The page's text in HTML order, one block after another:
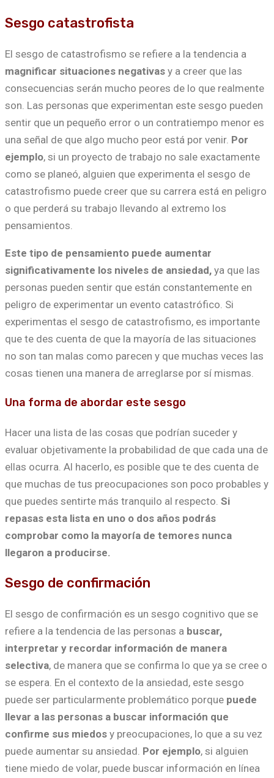
Sesgo catastrofista
El sesgo de catastrofismo se refiere a la tendencia a
magnificar situaciones negativas y a creer que las
consecuencias serán mucho peores de lo que realmente
son. Las personas que experimentan este sesgo pueden
sentir que un pequeño error o un contratiempo menor es
una señal de que algo mucho peor está por venir. Por
ejemplo, si un proyecto de trabajo no sale exactamente
como se planeó, alguien que experimenta el sesgo de
catastrofismo puede creer que su carrera está en peligro
o que perderá su trabajo llevando al extremo los
pensamientos.
Este tipo de pensamiento puede aumentar
significativamente los niveles de ansiedad, ya que las
personas pueden sentir que están constantemente en
peligro de experimentar un evento catastrófico. Si
experimentas el sesgo de catastrofismo, es importante
que te des cuenta de que la mayoría de las situaciones
no son tan malas como parecen y que muchas veces las
cosas tienen una manera de arreglarse por sí mismas.
Una forma de abordar este sesgo
Hacer una lista de las cosas que podrían suceder y
evaluar objetivamente la probabilidad de que cada una de
ellas ocurra. Al hacerlo, es posible que te des cuenta de
que muchas de tus preocupaciones son poco probables y
que puedes sentirte más tranquilo al respecto. Si
repasas esta lista en uno o dos años podrás
comprobar como la mayoría de temores nunca
llegaron a producirse.
Sesgo de confirmación
El sesgo de confirmación es un sesgo cognitivo que se
refiere a la tendencia de las personas a buscar,
interpretar y recordar información de manera
selectiva, de manera que se confirma lo que ya se cree o
se espera. En el contexto de la ansiedad, este sesgo
puede ser particularmente problemático porque puede
llevar a las personas a buscar información que
confirme sus miedos y preocupaciones, lo que a su vez
puede aumentar su ansiedad. Por ejemplo, si alguien
tiene miedo de volar, puede buscar información en línea